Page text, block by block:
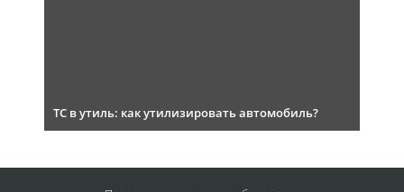
ТС в утиль: как утилизировать автомобиль?